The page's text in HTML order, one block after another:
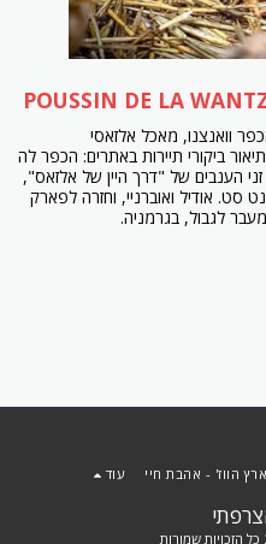
וואנצנו, מאכל אלזאסי
ביקורי תיירות באתרים: הכפר לה
וואנצנו והמוזיאון הצבאי MM, הכרת 10 זני הענבים של "דרך היין של אלזאס",
סט. אודיל ואוברניי, וחזרה לפארק
לגבול, בגרמניה.
ארץ הווז' - אהבת חיי עוד